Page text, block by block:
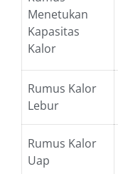
Menetukan
Kapasitas
Kalor
Rumus Kalor
Lebur
Rumus Kalor
Uap